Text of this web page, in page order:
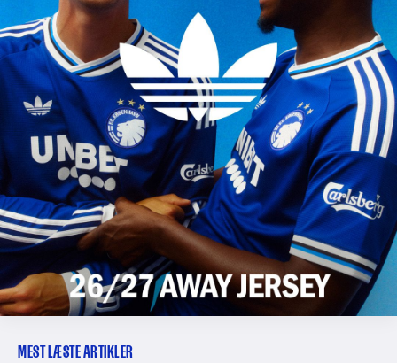
MEST LÆSTE ARTIKLER